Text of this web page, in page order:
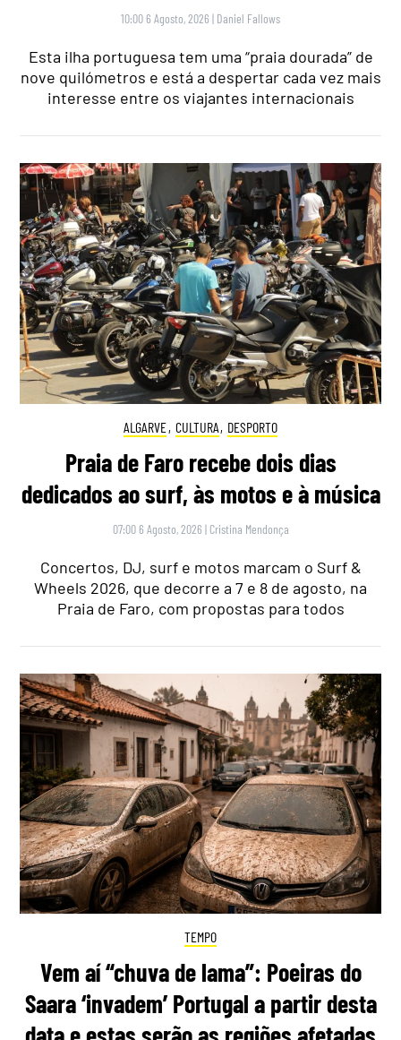
10:00 6 Agosto, 2026 | Daniel Fallows
Esta ilha portuguesa tem uma “praia dourada” de
nove quilómetros e está a despertar cada vez mais
interesse entre os viajantes internacionais
ALGARVE, CULTURA, DESPORTO
Praia de Faro recebe dois dias
dedicados ao surf, às motos e à música
07:00 6 Agosto, 2026 | Cristina Mendonça
Concertos, DJ, surf e motos marcam o Surf &
Wheels 2026, que decorre a 7 e 8 de agosto, na
Praia de Faro, com propostas para todos
TEMPO
Vem aí “chuva de lama”: Poeiras do
Saara ‘invadem’ Portugal a partir desta